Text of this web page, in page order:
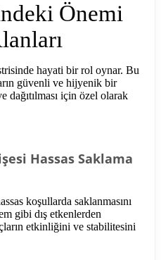
Önemi
hayati bir rol oynar. Bu
güvenli ve hijyenik bir
dağıtılması için özel olarak
Hassas Saklama
koşullarda saklanmasını
gibi dış etkenlerden
etkinliğini ve stabilitesini